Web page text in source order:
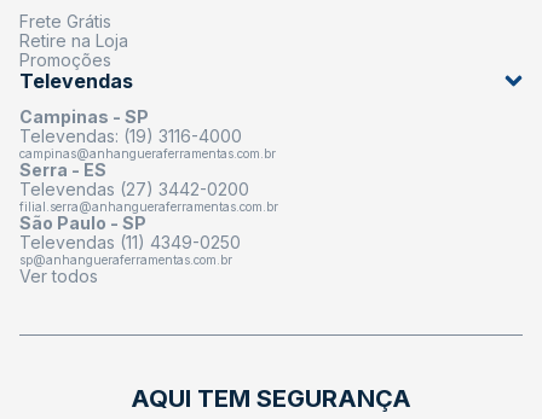
Frete Grátis
Retire na Loja
Promoções
Televendas
Campinas - SP
Televendas: (19) 3116-4000
campinas@anhangueraferramentas.com.br
Serra - ES
Televendas (27) 3442-0200
filial.serra@anhangueraferramentas.com.br
São Paulo - SP
Televendas (11) 4349-0250
sp@anhangueraferramentas.com.br
Ver todos
AQUI TEM SEGURANÇA